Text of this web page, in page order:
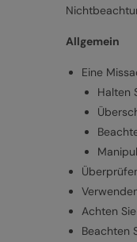
Allgemein
Eine
Halten
Achten
Beachten